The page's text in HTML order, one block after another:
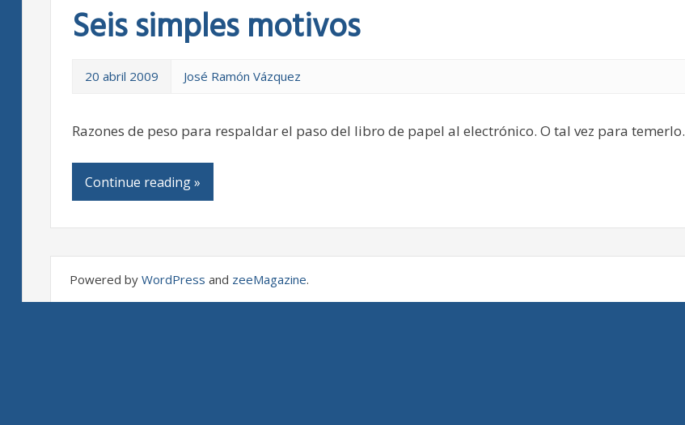
Seis simples motivos
20 abril 2009 José Ramón Vázquez
Razones de peso para respaldar el paso del libro de papel al electrónico. O tal vez para temerlo.
Continue reading »
Powered by WordPress and zeeMagazine.